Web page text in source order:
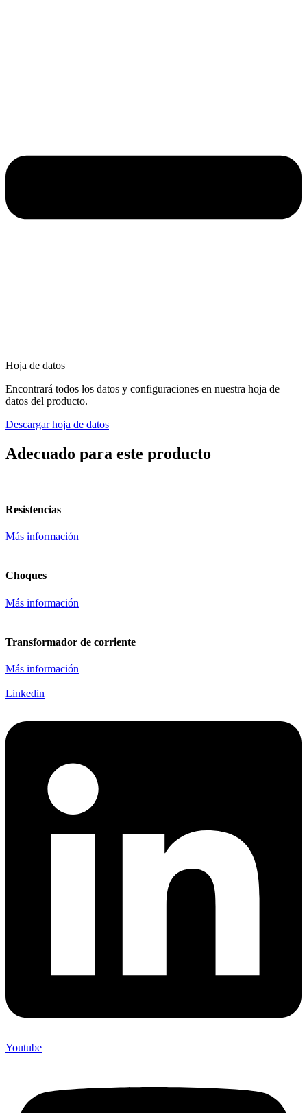
Hoja de datos
Encontrará todos los datos y configuraciones en nuestra hoja de
datos del producto.
Descargar hoja de datos
Adecuado para este producto
Resistencias
Más información
Choques
Más información
Transformador de corriente
Más información
Linkedin
Youtube